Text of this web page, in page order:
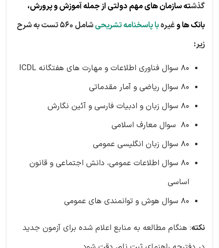
گذشته سازمان های مهم دولتی از جمله آموزش و پرورش،
بانک ها وغیرهبا پاسخنامه تشریحی
شامل 560 تست به شرح
زیر:
80 سوال فناوری اطلاعات و مهارت های هفتگانه ICDL
80 سوال ریاضی و آمار مقدماتی
80 سوال زبان و ادبیات فارسی و آئین نگارش
80 سوال معارف اسلامی
80 سوال زبان انگلیسی عمومی
80 سوال اطلاعات عمومی، دانش اجتماعی و قانون
اساسی
80 سوال هوش و توانمندی های عمومی
نکته: هنگام مطالعه به منابع اعلام شده برای آزمون جدید